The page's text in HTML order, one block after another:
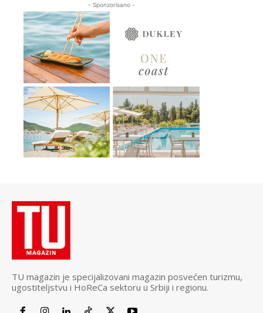
- Sponzorisano -
TU magazin je specijalizovani magazin posvećen turizmu,
ugostiteljstvu i HoReCa sektoru u Srbiji i regionu.